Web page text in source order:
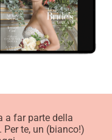
a far parte della
te, un (bianco!)